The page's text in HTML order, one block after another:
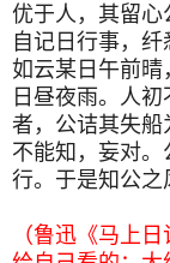
优于人，其留心
自记日行事，纤
如云某日午前晴
日昼夜雨。人
者，公诘其失船
不能知，妄对
行。于是知公之
（鲁迅《马上